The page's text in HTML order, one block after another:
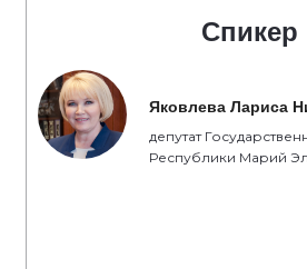
Спикер
Яковлева Лариса
депутат
Республики Марий